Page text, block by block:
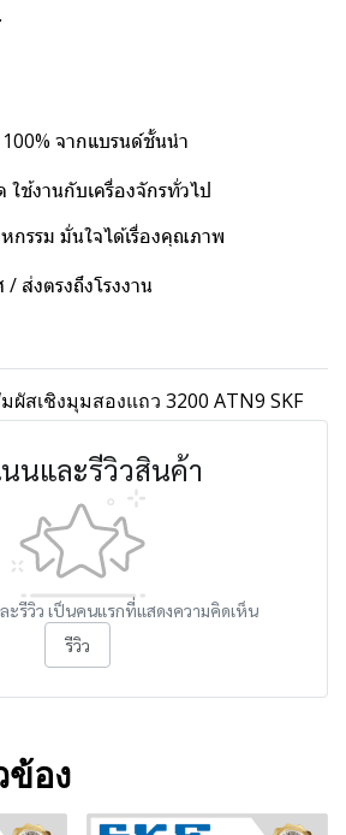
จากแบรนด์ชั้นนำ
ช้งานกับเครื่องจักรทั่วไป
กรรม มั่นใจได้เรื่องคุณภาพ
ส่งตรงถึงโรงงาน
สเชิงมุมสองแถว 3200 ATN9 SKF
นและรีวิวสินค้า
ะรีวิว เป็นคนแรกที่แสดงความคิดเห็น
รีวิว
ข้อง